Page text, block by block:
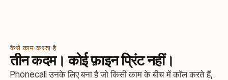
कैसे काम करता है
तीन कदम। कोई फ़ाइन प्रिंट नहीं।
Phonecall उनके लिए बना है जो किसी काम के बीच में कॉल करते हैं,